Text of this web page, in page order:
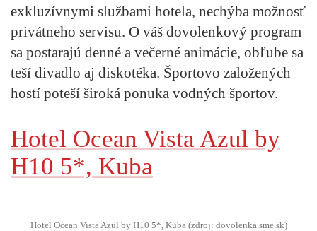
exkluzívnymi službami hotela, nechýba možnosť
privátneho servisu. O váš dovolenkový program
sa postarajú denné a večerné animácie, obľube sa
teší divadlo aj diskotéka. Športovo založených
hostí poteší široká ponuka vodných športov.
Hotel Ocean Vista Azul by
H10 5*, Kuba
Hotel Ocean Vista Azul by H10 5*, Kuba (zdroj: dovolenka.sme.sk)